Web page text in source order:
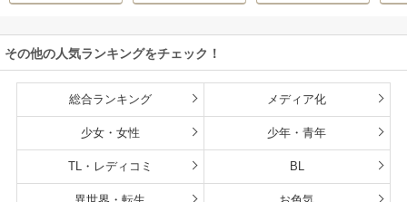
たちが俺を放って
くれない件～
その他の人気ランキングをチェック！
総合ランキング メディア化
少女・女性 少年・青年
TL・レディコミ BL